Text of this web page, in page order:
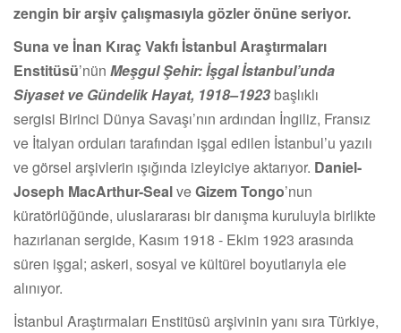
zengin bir arşiv çalışmasıyla gözler önüne seriyor.
Suna ve İnan Kıraç Vakfı İstanbul Araştırmaları
Enstitüsü’nün Meşgul Şehir: İşgal İstanbul’unda
Siyaset ve Gündelik Hayat, 1918–1923 başlıklı
sergisi Birinci Dünya Savaşı’nın ardından İngiliz, Fransız
ve İtalyan orduları tarafından işgal edilen İstanbul’u yazılı
ve görsel arşivlerin ışığında izleyiciye aktarıyor. Daniel-
Joseph MacArthur-SealveGizem Tongo’nun
küratörlüğünde, uluslararası bir danışma kuruluyla birlikte
hazırlanan sergide, Kasım 1918 - Ekim 1923 arasında
süren işgal; askeri, sosyal ve kültürel boyutlarıyla ele
alınıyor.
İstanbul Araştırmaları Enstitüsü arşivinin yanı sıra Türkiye,